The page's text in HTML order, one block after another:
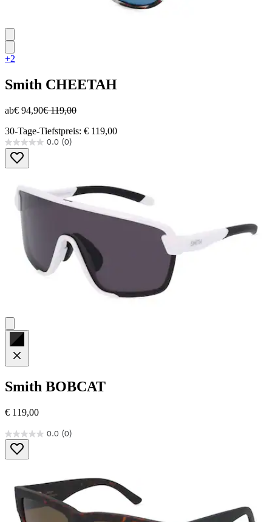
+2
Smith CHEETAH
ab€ 94,90€ 119,00
30-Tage-Tiefstpreis: € 119,00
0.0 (0)
0.0
von
5
Smith BOBCAT
€ 119,00
0.0 (0)
0.0
von
5